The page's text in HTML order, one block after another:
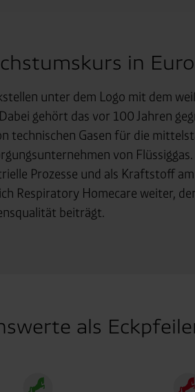
und Datenübermittlung: Ihre Daten
sowie an Partner in
Datenschutzniveau erfolgt, stellen
Cookies werden je nach Zweck
nicht gesetzlich anders
Westfalen AG & Co. KG,
in
unter dem Logo mit dem
gehört das vor 100 Jahren
technischen Gasen für die
von
Prozesse und als Kraftstoff
Respiratory Homecare weiter,
beiträgt.
als